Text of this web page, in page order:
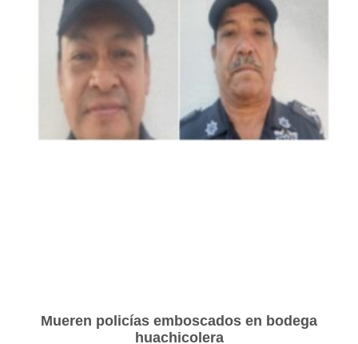
Mueren policías emboscados en bodega
huachicolera